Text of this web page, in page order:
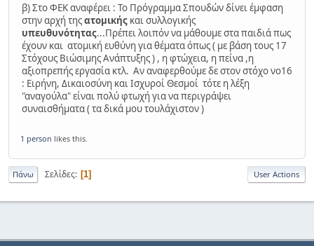
β) Στο ΦΕΚ αναφέρει : Το Πρόγραμμα Σπουδών δίνει έμφαση
στην αρχή τηςατομικής και συλλογικής
υπευθυνότητας...Πρέπει λοιπόν να μάθουμε στα παιδιά πως
έχουν και ατομική ευθύνη για θέματα όπως ( με βάση τους 17
Στόχους Βιώσιμης Ανάπτυξης ) , η φτώχεια, η πείνα ,η
αξιοπρεπής εργασία κτλ. Αν αναφερθούμε δε στον στόχο νο16
: Ειρήνη, Δικαιοσύνη και Ισχυροί Θεσμοί τότε η λέξη
"αναγούλα" είναι πολύ φτωχή για να περιγράψει
συναισθήματα ( τα δικά μου τουλάχιστον )
1 person likes this.
Πάνω Σελίδες 1 User Actions